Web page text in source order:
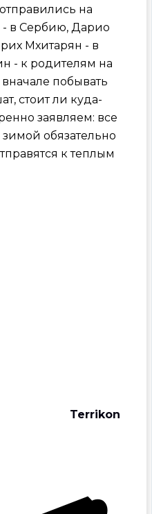
на
в Сербию, Дарио
Мхитарян - в
- к родителям на
побывать
стоит ли куда-
заявляем: все
обязательно
к теплым
Terrikon